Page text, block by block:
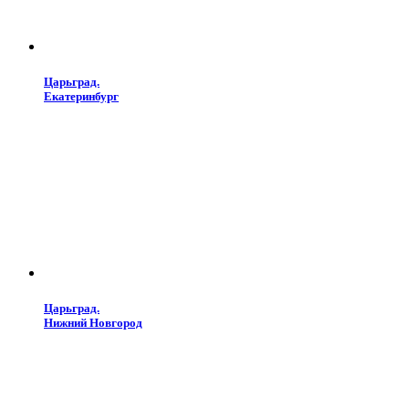
Царьград.
Екатеринбург
Царьград.
Нижний Новгород